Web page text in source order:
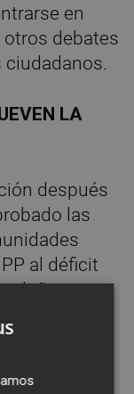
en
otros debates
ciudadanos.
LA
después
las
al déficit
y